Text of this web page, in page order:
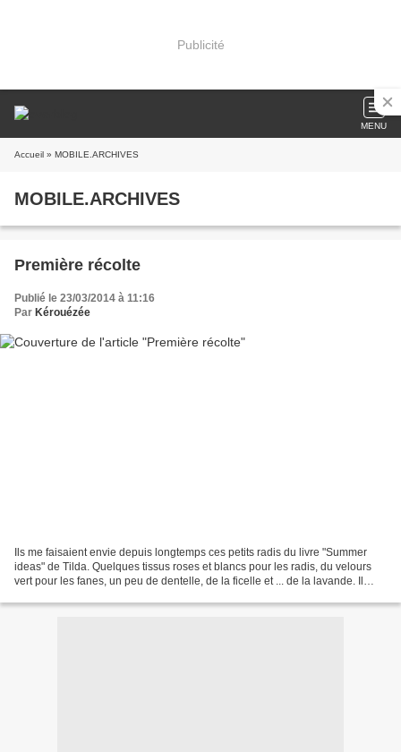
Publicité
MENU
Accueil » MOBILE.ARCHIVES
MOBILE.ARCHIVES
Première récolte
Publié le 23/03/2014 à 11:16
Par Kérouézée
Ils me faisaient envie depuis longtemps ces petits radis du livre "Summer
ideas" de Tilda. Quelques tissus roses et blancs pour les radis, du velours
vert pour les fanes, un peu de dentelle, de la ficelle et ... de la lavande. Il